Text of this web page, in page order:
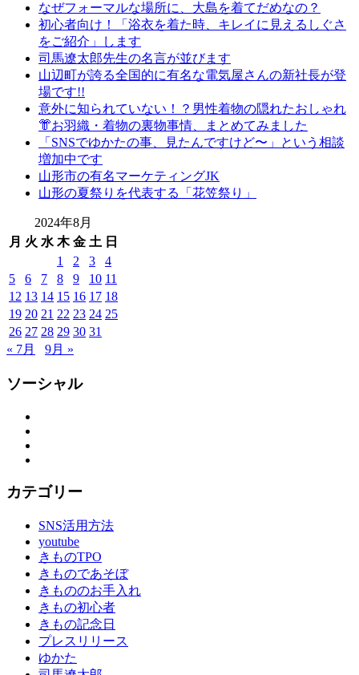
店
い
出
作
り
の
お
伝
の
なぜフォーマルな場所に、大島を着てだめなの？
初心者向け！「浴衣を着た時、キレイに見えるしぐさ
をご紹介」します
司馬遼太郎先生の名言が並びます
山辺町が誇る全国的に有名な電気屋さんの新社長が登
場です!!
意外に知られていない！？男性着物の隠れたおしゃれ
👘お羽織・着物の裏物事情、まとめてみました
「SNSでゆかたの事、見たんですけど〜」という相談
増加中です
山形市の有名マーケティングJK
山形の夏祭りを代表する「花笠祭り」
2024年8月
月 火 水 木 金 土 日
1
2 3
4
5
6 7 8 9 10 11
12 13 14 15 16 17 18
19 20 21 22 23 24 25
26 27 28 29 30 31
« 7月
9月 »
ソーシャル
カテゴリー
SNS活用方法
youtube
きものTPO
きものであそぼ
きもののお手入れ
きもの初心者
きもの記念日
プレスリリース
ゆかた